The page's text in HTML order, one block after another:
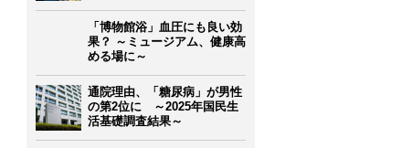
「博物館浴」血圧にも良い効
果？ ～ミュージアム、健康高
める場に～
通院理由、「糖尿病」が男性
の第2位に ～2025年国民生
活基礎調査結果～